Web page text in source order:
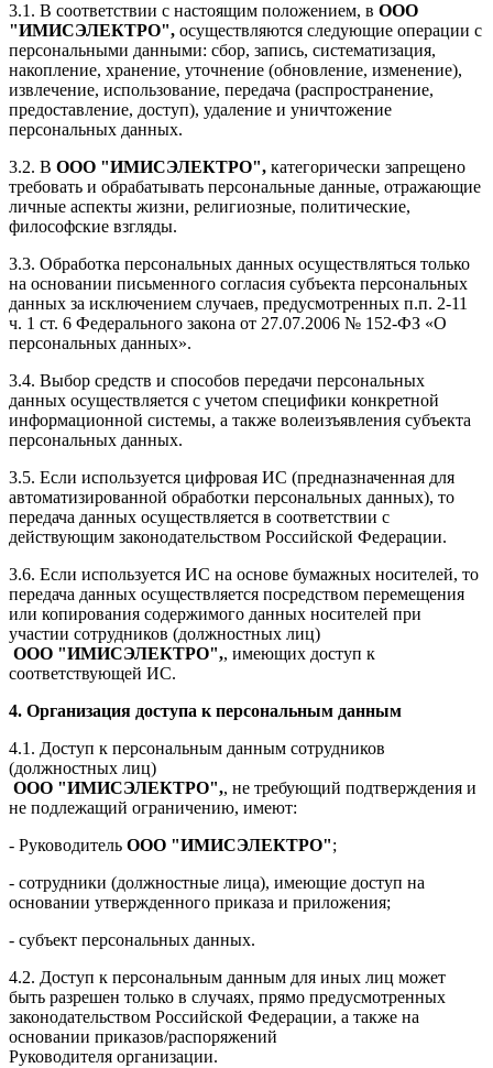
3.1. В соответствии с настоящим положением, в ООО
"ИМИСЭЛЕКТРО", осуществляются следующие операции с
персональными данными: сбор, запись, систематизация,
накопление, хранение, уточнение (обновление, изменение),
извлечение, использование, передача (распространение,
предоставление, доступ), удаление и уничтожение
персональных данных.
3.2. В ООО "ИМИСЭЛЕКТРО", категорически запрещено
требовать и обрабатывать персональные данные, отражающие
личные аспекты жизни, религиозные, политические,
философские взгляды.
3.3. Обработка персональных данных осуществляться только
на основании письменного согласия субъекта персональных
данных за исключением случаев, предусмотренных п.п. 2-11
ч. 1 ст. 6 Федерального закона от 27.07.2006 № 152-ФЗ «О
персональных данных».
3.4. Выбор средств и способов передачи персональных
данных осуществляется с учетом специфики конкретной
информационной системы, а также волеизъявления субъекта
персональных данных.
3.5. Если используется цифровая ИС (предназначенная для
автоматизированной обработки персональных данных), то
передача данных осуществляется в соответствии с
действующим законодательством Российской Федерации.
3.6. Если используется ИС на основе бумажных носителей, то
передача данных осуществляется посредством перемещения
или копирования содержимого данных носителей при
участии сотрудников (должностных лиц)
ООО "ИМИСЭЛЕКТРО",, имеющих доступ к
соответствующей ИС.
4. Организация доступа к персональным данным
4.1. Доступ к персональным данным сотрудников
(должностных лиц)
ООО "ИМИСЭЛЕКТРО",, не требующий подтверждения и
не подлежащий ограничению, имеют:
- Руководитель ООО "ИМИСЭЛЕКТРО";
- сотрудники (должностные лица), имеющие доступ на
основании утвержденного приказа и приложения;
- субъект персональных данных.
4.2. Доступ к персональным данным для иных лиц может
быть разрешен только в случаях, прямо предусмотренных
законодательством Российской Федерации, а также на
основании приказов/распоряжений
Руководителя организации.